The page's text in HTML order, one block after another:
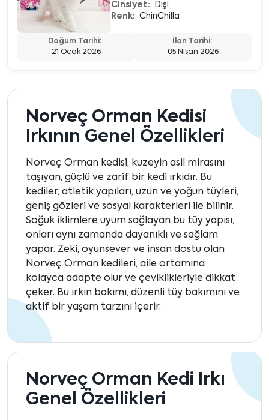
Cinsiyet:
Dişi
Renk: ChinChilla
Doğum Tarihi:
21 Ocak 2026
İlan Tarihi:
05 Nisan 2026
Norveç Orman Kedisi
Irkının Genel Özellikleri
Norveç Orman kedisi, kuzeyin asil mirasını
taşıyan, güçlü ve zarif bir kedi ırkıdır. Bu
kediler, atletik yapıları, uzun ve yoğun tüyleri,
geniş gözleri ve sosyal karakterleri ile bilinir.
Soğuk iklimlere uyum sağlayan bu tüy yapısı,
onları aynı zamanda dayanıklı ve sağlam
yapar. Zeki, oyunsever ve insan dostu olan
Norveç Orman kedileri, aile ortamına
kolayca adapte olur ve çeviklikleriyle dikkat
çeker. Bu ırkın bakımı, düzenli tüy bakımını ve
aktif bir yaşam tarzını içerir.
Norveç Orman Kedi Irkı
Genel Özellikleri